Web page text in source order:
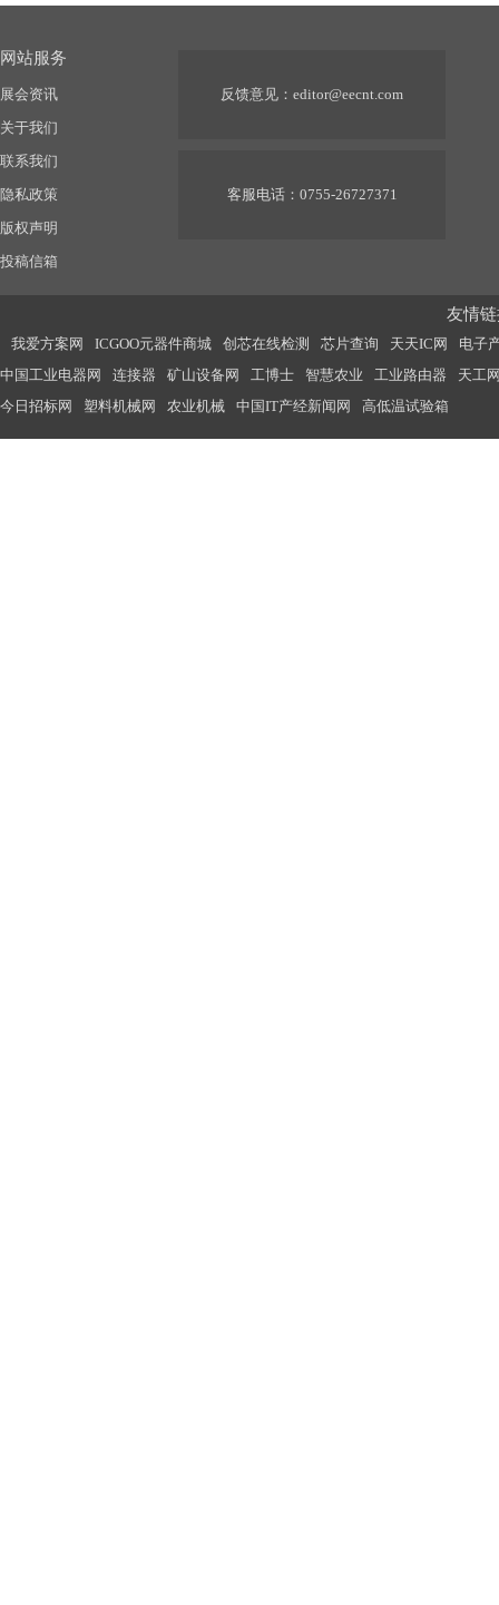
网站服务
展会资讯
关于我们
联系我们
隐私政策
版权声明
投稿信箱
反馈意见： editor@eecnt.com
客服电话：0755-26727371
友情
我爱方案网 ICGOO元器件商城 创芯在线检测 芯片查询 天天IC网
电子
中国工业电器网
连接器 矿山设备网 工博士 智慧农业 工业路由器
天工
今日招标网
塑料机械网 农业机械 中国IT产经新闻网 高低温试验箱